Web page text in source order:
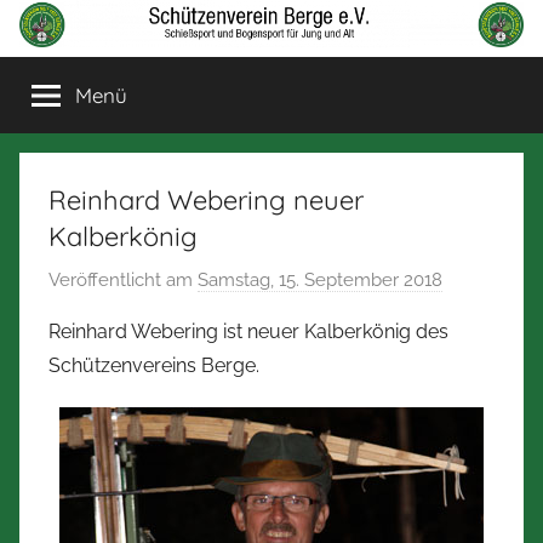
Zum
Inhalt
springenSchützenverein
Berge
und
Bogensport
für
Jung
Menü
Reinhard Webering neuer
Kalberkönig
Veröffentlicht am Samstag, 15. September 2018
n
o
b
e
Reinhard Webering ist neuer Kalberkönig des
Schützenvereins Berge.